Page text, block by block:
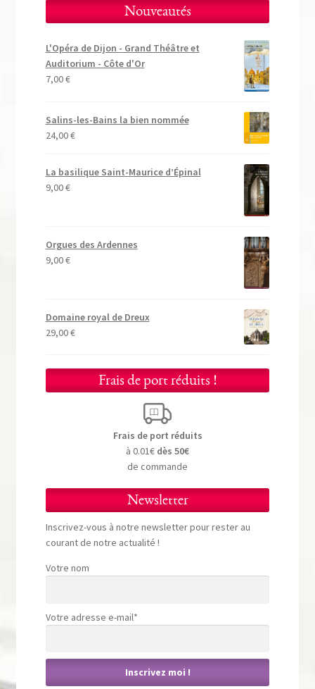
Nouveautés
L'Opéra de Dijon - Grand Théâtre et
Auditorium - Côte d'Or
7,00€
Salins-les-Bains la bien nommée
24,00€
La basilique Saint-Maurice d’Épinal
9,00€
Orgues des Ardennes
9,00€
Domaine royal de Dreux
29,00€
Frais de port réduits !
Frais de port réduits
à 0.01€ dès 50€
de commande
Newsletter
Inscrivez-vous à notre newsletter pour rester au
courant de notre actualité !
Votre nom
Votre adresse e-mail*